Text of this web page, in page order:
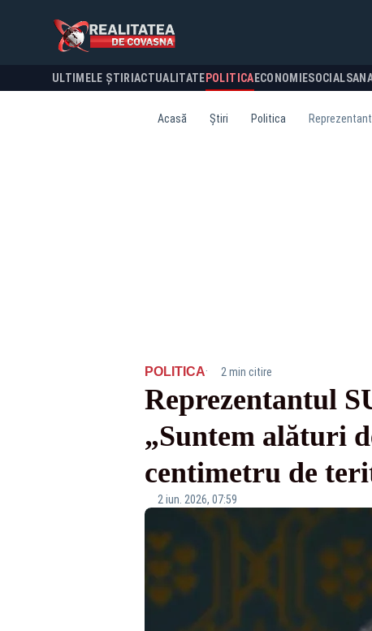
ULTIMELE ȘTIRI ACTUALITATE POLITICA ECONOMIESOCIAL
Acasă Știri Politica
POLITICA· 2 min citire
Reprezentantul
„Suntem alături
centimetru de
2 iun. 2026, 07:59